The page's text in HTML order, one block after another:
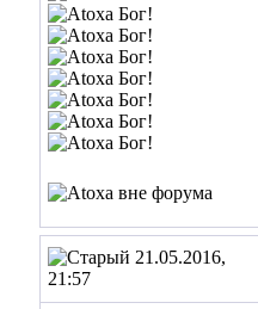
21.05.2016,
21:57